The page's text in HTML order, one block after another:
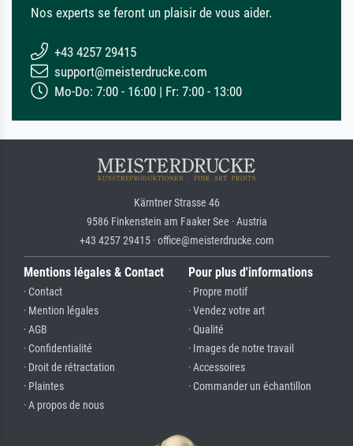
Nos experts se feront un plaisir de vous aider.
+43 4257 29415
support@meisterdrucke.com
Mo-Do: 7:00 - 16:00 | Fr: 7:00 - 13:00
Kärntner Strasse 46
9586 Finkenstein am Faaker See · Austria
+43 4257 29415 · office@meisterdrucke.com
Mentions légales & Contact
· Contact
· Mention légales
· AGB
· Confidentialité
· Droit de rétractation
· Plaintes
· A propos de nous
Pour plus d'informations
· Propre motif
· Vendez votre art
· Qualité
· Images de notre travail
· Accessoires
· Commander un échantillon